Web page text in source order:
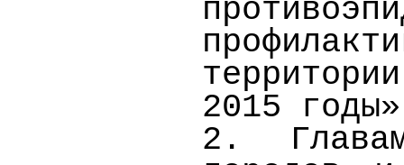
2015
2.